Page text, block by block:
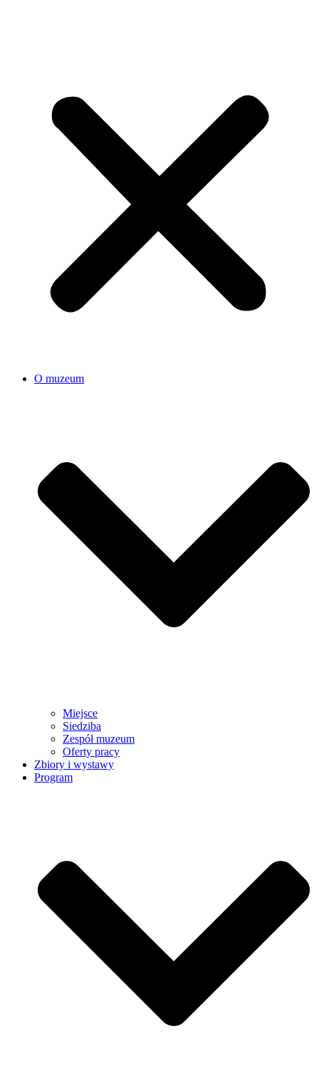
O muzeum
Miejsce
Siedziba
Zespół muzeum
Oferty pracy
Zbiory i wystawy
Program